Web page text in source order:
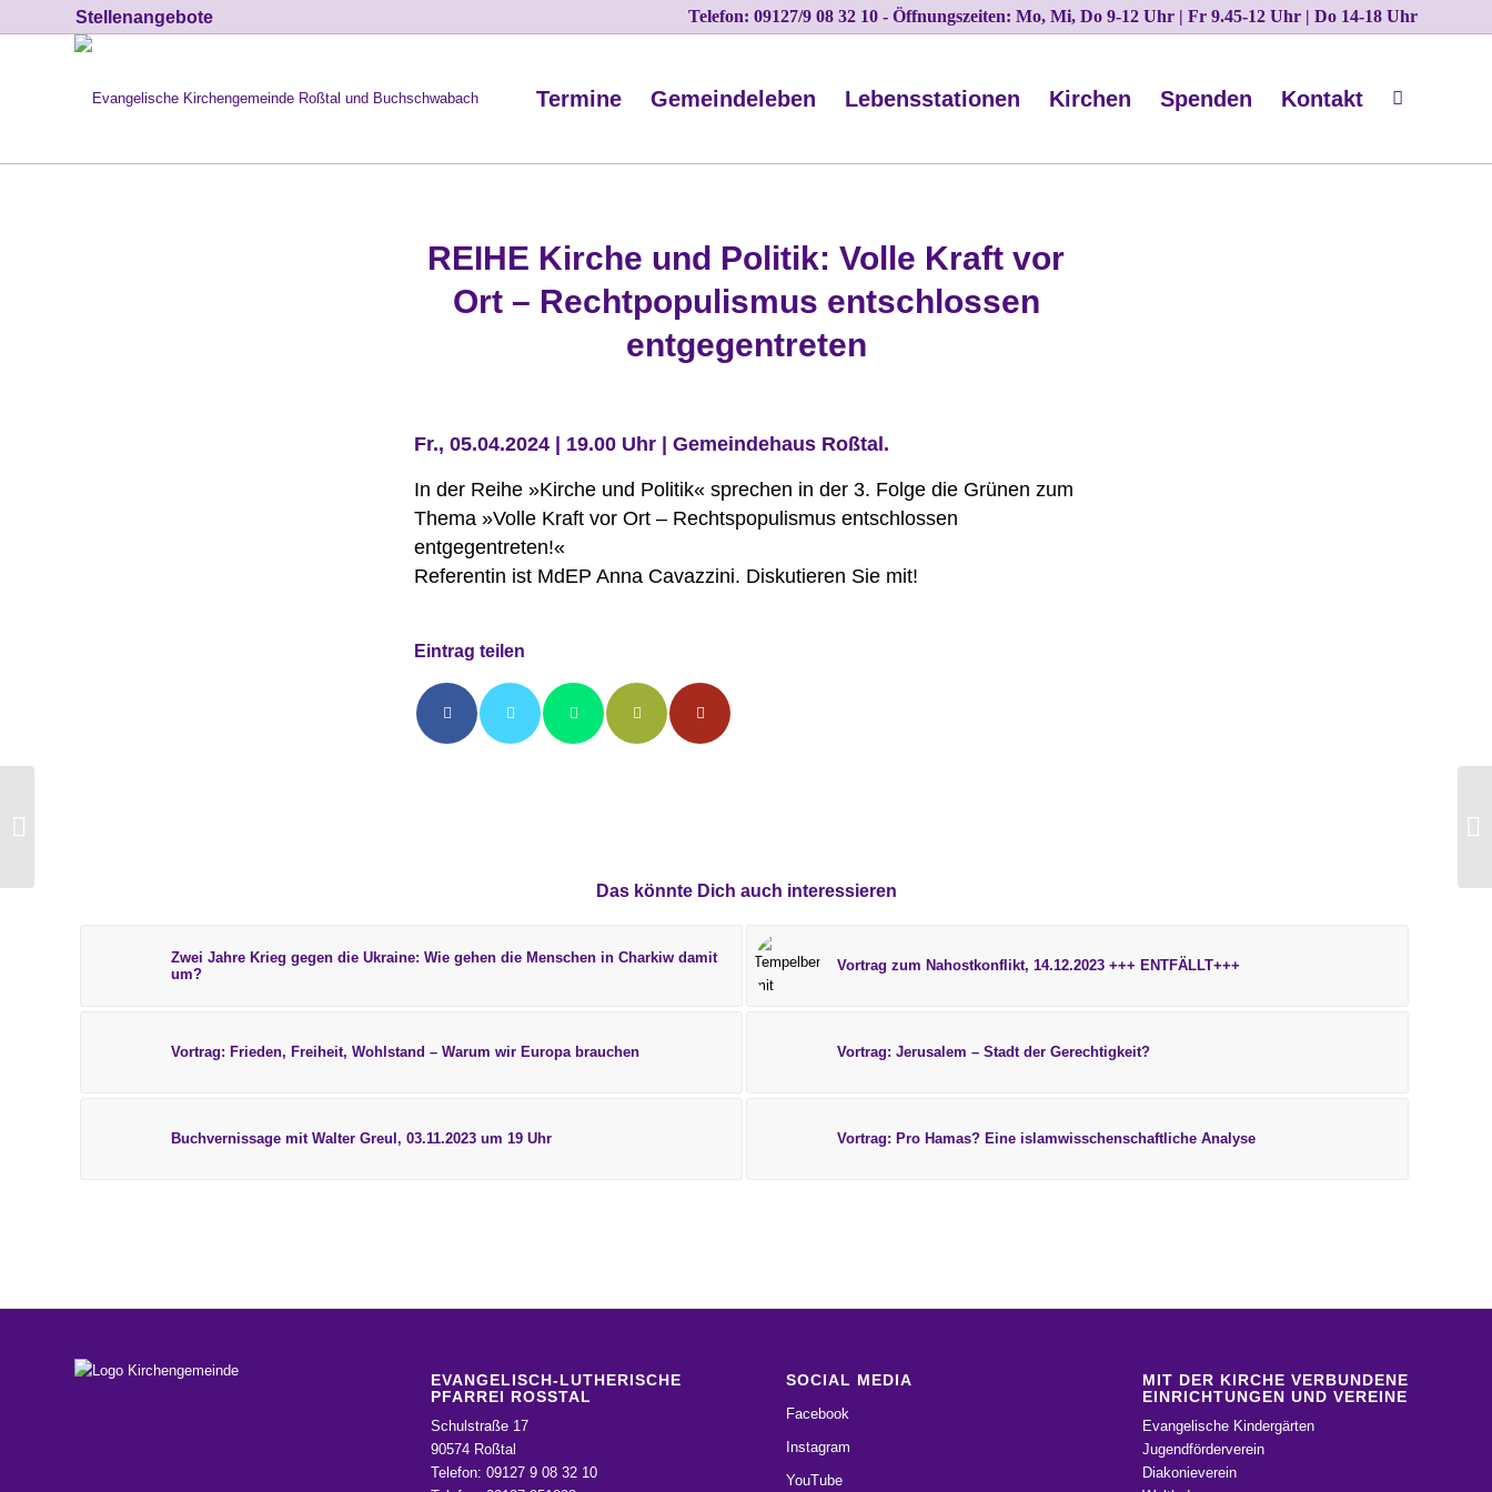
Stellenangebote Telefon: 09127/9 08 32 10 - Öffnungszeiten: Mo, Mi, Do 9-12 Uhr | Fr 9.45-12 Uhr | Do 14-18 Uhr
Termine Gemeindeleben Lebensstationen Kirchen Spenden Kontakt
REIHE Kirche und Politik: Volle Kraft vor
Ort – Rechtpopulismus entschlossen
entgegentreten
Fr., 05.04.2024 | 19.00 Uhr | Gemeindehaus Roßtal.
In der Reihe »Kirche und Politik« sprechen in der 3. Folge die Grünen zum
Thema »Volle Kraft vor Ort – Rechtspopulismus entschlossen
entgegentreten!«
Referentin ist MdEP Anna Cavazzini. Diskutieren Sie mit!
Eintrag teilen
Das könnte Dich auch interessieren
Zwei Jahre Krieg gegen die Ukraine: Wie gehen die Menschen in Charkiw damit
um?
Vortrag zum Nahostkonflikt, 14.12.2023 +++ ENTFÄLLT+++
Vortrag: Frieden, Freiheit, Wohlstand – Warum wir Europa brauchen Vortrag: Jerusalem – Stadt der Gerechtigkeit?
Buchvernissage mit Walter Greul, 03.11.2023 um 19 Uhr Vortrag: Pro Hamas? Eine islamwisschenschaftliche Analyse
EVANGELISCH-LUTHERISCHE
PFARREI ROSSTAL
Schulstraße 17
90574 Roßtal
Telefon: 09127 9 08 32 10
SOCIAL MEDIA
Facebook
Instagram
YouTube
MIT DER KIRCHE VERBUNDENE
EINRICHTUNGEN UND VEREINE
Evangelische Kindergärten
Jugendförderverein
Diakonieverein